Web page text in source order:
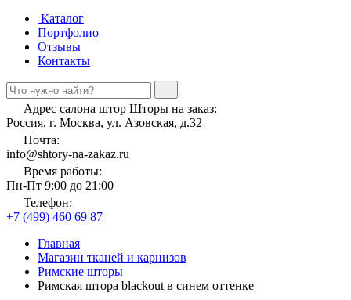
Каталог
Портфолио
Отзывы
Контакты
Адрес салона штор Шторы на заказ:
Россия, г. Москва, ул. Азовская, д.32
Почта:
info@shtory-na-zakaz.ru
Время работы:
Пн-Пт 9:00 до 21:00
Телефон:
+7 (499) 460 69 87
Главная
Магазин тканей и карнизов
Римские шторы
Римская штора blackout в синем оттенке